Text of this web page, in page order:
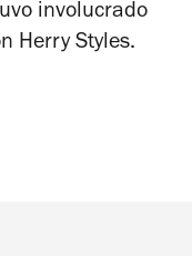
involucrado
Herry Styles.